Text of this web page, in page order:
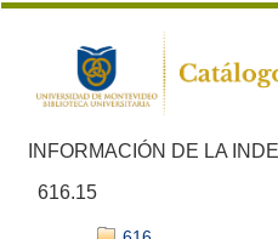
INFORMACIÓN DE LA
616.15